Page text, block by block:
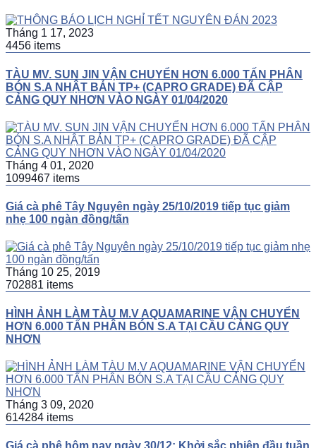
Tháng 1 17, 2023
4456 items
TÀU MV. SUN JIN VẬN CHUYỂN HƠN 6.000 TẤN PHÂN
BÓN S.A NHẬT BẢN TP+ (CAPRO GRADE) ĐÃ CẬP
CẢNG QUY NHƠN VÀO NGÀY 01/04/2020
Tháng 4 01, 2020
1099467 items
Giá cà phê Tây Nguyên ngày 25/10/2019 tiếp tục giảm
nhẹ 100 ngàn đồng/tấn
Tháng 10 25, 2019
702881 items
HÌNH ẢNH LÀM TÀU M.V AQUAMARINE VẬN CHUYỂN
HƠN 6.000 TẤN PHÂN BÓN S.A TẠI CẦU CẢNG QUY
NHƠN
Tháng 3 09, 2020
614284 items